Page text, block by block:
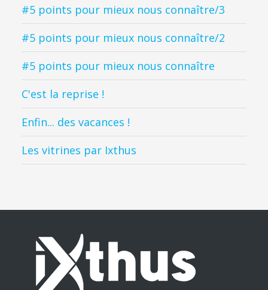
#5 points pour mieux nous connaître/3
#5 points pour mieux nous connaître/2
#5 points pour mieux nous connaître
C'est la reprise !
Enfin... des vacances !
Les vitrines par Ixthus